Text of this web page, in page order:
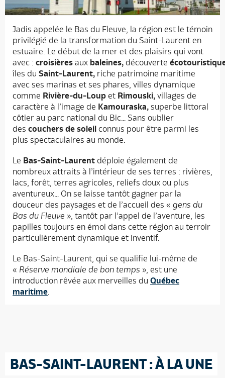
Jadis appelée le Bas du Fleuve, la région est le témoin
privilégié de la transformation du Saint-Laurent en
estuaire. Le début de la mer et des plaisirs qui vont
avec : croisières aux baleines, découverte
îles du Saint-Laurent, riche patrimoine maritime
avec ses marinas et ses phares, villes dynamique
comme Rivière-du-Loup et Rimouski, villages de
caractère à l’image de Kamouraska, superbe littoral
côtier au parc national du Bic… Sans oublier
des couchers de soleil connus pour être parmi les
plus spectaculaires au monde.
Le Bas-Saint-Laurent déploie également de
nombreux attraits à l’intérieur de ses terres : rivières,
lacs, forêt, terres agricoles, reliefs doux ou plus
aventureux… On se laisse tantôt gagner par la
douceur des paysages et de l’accueil des « gens du
Bas du Fleuve », tantôt par l’appel de l’aventure, les
papilles toujours en émoi dans cette région au terroir
particulièrement dynamique et inventif.
Le Bas-Saint-Laurent, qui se qualifie lui-même de
« Réserve mondiale de bon temps », est une
introduction rêvée aux merveilles du Québec
maritime.
BAS-SAINT-LAURENT : À LA UNE